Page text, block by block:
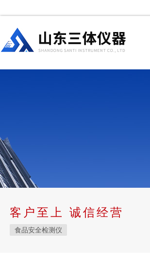
客户至上 诚信经营
食品安全检测仪